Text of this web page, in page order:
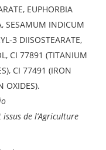
EUPHORBIA
SESAMUM INDICUM
3 DIISOSTEARATE,
CI 77891 (TITANIUM
CI 77491 (IRON
OXIDES).
de l’Agriculture